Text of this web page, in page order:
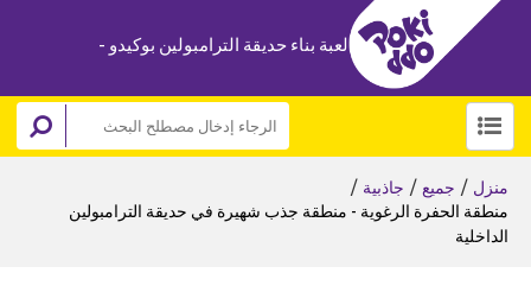
لعبة بناء حديقة الترامبولين بوكيدو -
منزل / جميع / جاذبية /
منطقة الحفرة الرغوية - منطقة جذب شهيرة في حديقة الترامبولين
الداخلية